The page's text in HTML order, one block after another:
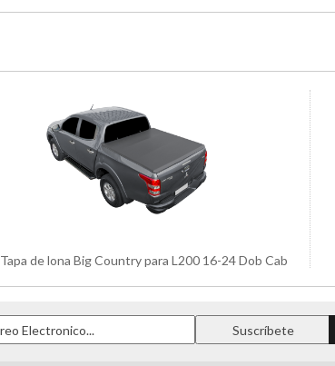
Tapa de lona Big Country para L200 16-24 Dob Cab